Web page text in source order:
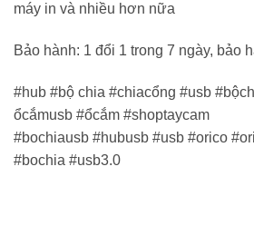
máy in và nhiều hơn nữa
Bảo hành: 1 đổi 1 trong 7 ngày, bảo
#hub #bộ chia #chiacổng #usb
ổcắmusb #ổcắm #shoptaycam
#bochiausb #hubusb #usb #orico
#bochia #usb3.0